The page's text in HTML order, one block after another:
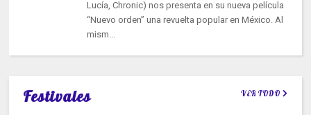
Lucía, Chronic) nos presenta en su nueva película
“Nuevo orden” una revuelta popular en México. Al
mism...
Festivales VER TODO